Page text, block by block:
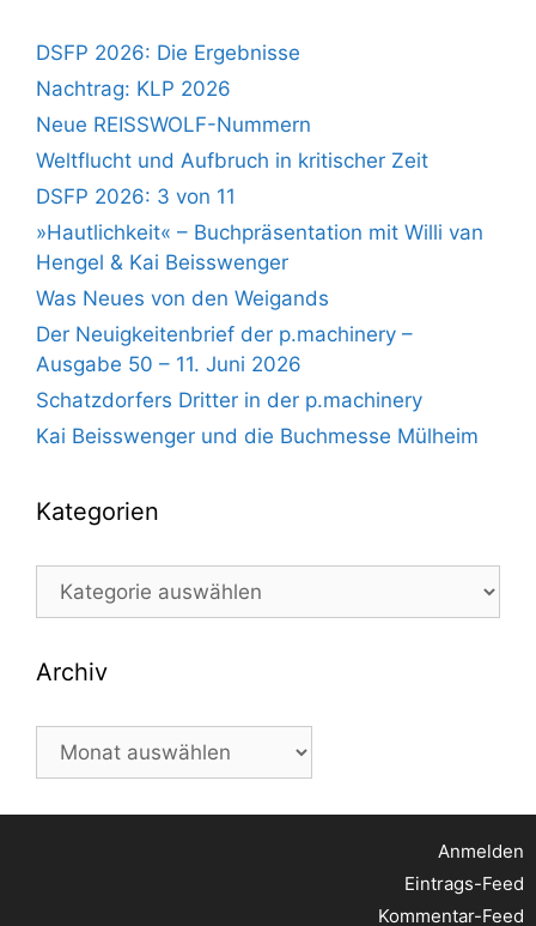
DSFP 2026: Die Ergebnisse
Nachtrag: KLP 2026
Neue REISSWOLF-Nummern
Weltflucht und Aufbruch in kritischer Zeit
DSFP 2026: 3 von 11
»Hautlichkeit« – Buchpräsentation mit Willi van
Hengel & Kai Beisswenger
Was Neues von den Weigands
Der Neuigkeitenbrief der p.machinery –
Ausgabe 50 – 11. Juni 2026
Schatzdorfers Dritter in der p.machinery
Kai Beisswenger und die Buchmesse Mülheim
Kategorien
Kategorien
Archiv
Archiv
Anmelden
Eintrags-Feed
Kommentar-Feed